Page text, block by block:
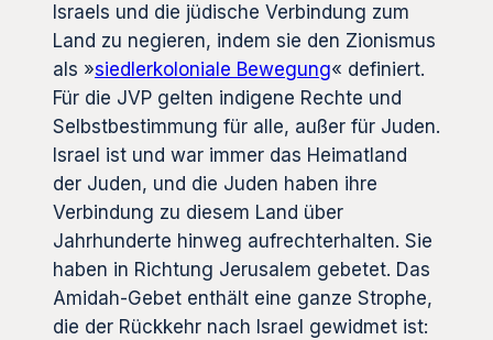
Israels und die jüdische Verbindung zum
Land zu negieren, indem sie den Zionismus
als »siedlerkoloniale Bewegung« definiert.
Für die JVP gelten indigene Rechte und
Selbstbestimmung für alle, außer für Juden.
Israel ist und war immer das Heimatland
der Juden, und die Juden haben ihre
Verbindung zu diesem Land über
Jahrhunderte hinweg aufrechterhalten. Sie
haben in Richtung Jerusalem gebetet. Das
Amidah-Gebet enthält eine ganze Strophe,
die der Rückkehr nach Israel gewidmet ist: